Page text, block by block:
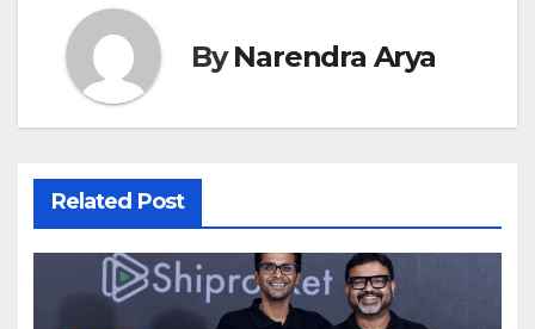
ByNarendra Arya
Related Post